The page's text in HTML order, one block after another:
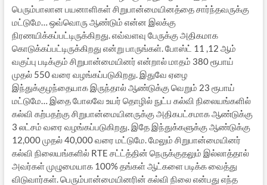
பெரும்பாலான பயனாளிகள் சிறுபான்மையினத்தை சார்ந்தவருக்கு
மட்டுமே… ஒவ்வொரு ஆண்டும் என்ன இலக்கு
நிரணயிக்கப்பட்டிருக்கிறது. எவ்வளவு பேருக்கு அதிகமாக
கொடுக்கப்பட்டிருக்கிறது என்று பாருங்கள். போஸ்ட் 11 ,12 ஆம்
வகுப்பு படிக்கும் சிறுபான்மையினர் என்றால் மாதம் 380 ரூபாய்
முதல் 550 வரை வழங்கப்படுகிறது. இதுவே ஏழை
இந்துக்குழந்தையாக இருந்தால் ஆண்டுக்கு வெறும் 23 ரூபாய்
மட்டுமே… இதை போலவே உயர் தொழில் நுட்ப கல்வி நிலையங்களில்
கல்வி கற்பதற்கு சிறுபான்மையினருக்கு அதிகபட்சமாக ஆண்டுக்கு
3 லட்சம் வரை வழங்கப்படுகிறது. இதே இந்துக்களுக்கு ஆண்டுக்கு
12,000 முதல் 40,000 வரை மட்டுமே. மேலும் சிறுபான்மையினர்
கல்வி நிலையங்களில் RTE சட்ட்த்தின் நெருக்குதலும் இல்லாத்தால்
அவர்கள் முழுமையாக 100% தங்கள் ஆட்களை படிக்க வைத்து
விடுவார்கள். பெரும்பான்மையினரின் கல்வி நிலை என்பது எந்த